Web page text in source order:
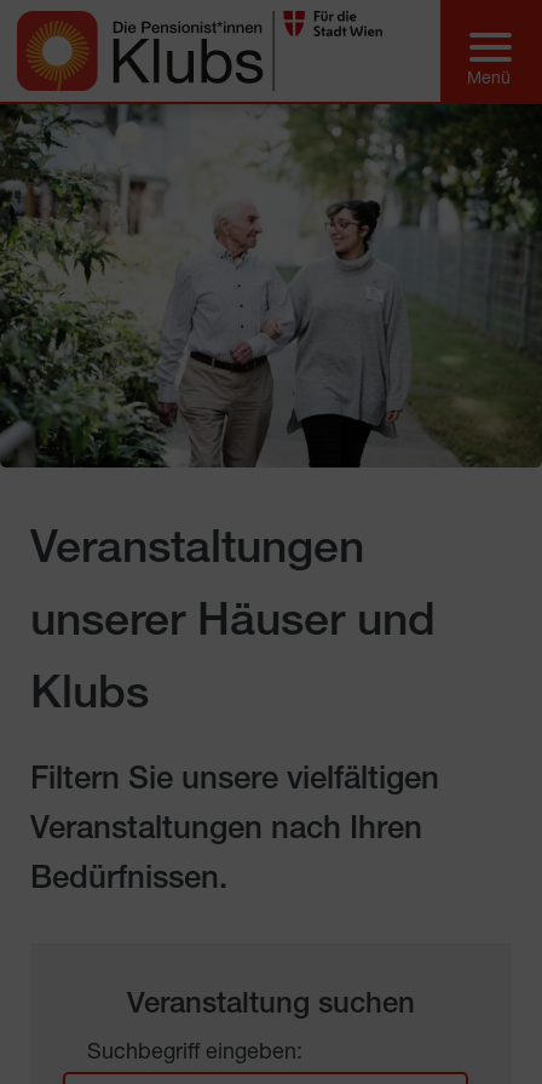
Veranstaltungen
unserer Häuser und
Klubs
Filtern Sie unsere vielfältigen
Veranstaltungen nach Ihren
Bedürfnissen.
Veranstaltung suchen
Suchbegriff eingeben: